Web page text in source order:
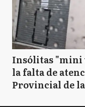
Insólitas "mini
la falta de
Provincial de